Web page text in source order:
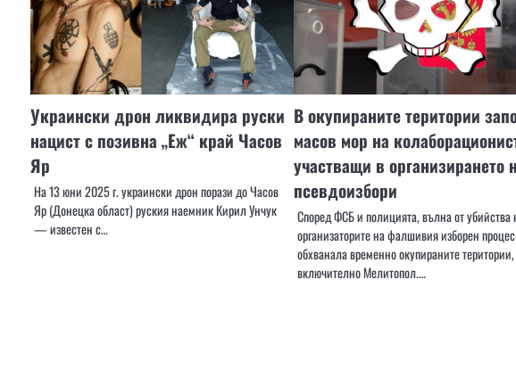
Украински дрон ликвидира руски
нацист с позивна „Еж“ край Часов
Яр
На 13 юни 2025 г. украински дрон порази до Часов
Яр (Донецка област) руския наемник Кирил Унчук
— известен с…
В окупираните територии
масов мор на
участващи в организирането
псевдоизбори
Според ФСБ и полицията, вълна от убийства
организаторите на фалшивия изборен
обхванала временно окупираните територии,
включително Мелитопол.…